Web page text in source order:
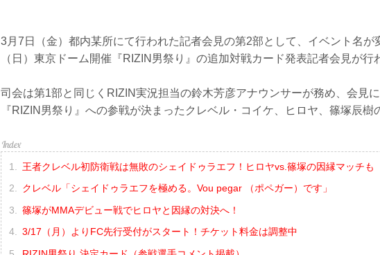
3月7日（金）都内某所にて行われた記者会見の第2部として、イベント名が
（日）東京ドーム開催『RIZIN男祭り』の追加対戦カード発表記者会見が行
司会は第1部と同じくRIZIN実況担当の鈴木芳彦アナウンサーが務め、会見
『RIZIN男祭り』への参戦が決まったクレベル・コイケ、ヒロヤ、篠塚辰樹
王者クレベル初防衛戦は無敗のシェイドゥラエフ！ヒロヤvs.篠塚の因縁マッチも
クレベル「シェイドゥラエフを極める。Vou pegar （ポペガー）です」
篠塚がMMAデビュー戦でヒロヤと因縁の対決へ！
3/17（月）よりFC先行受付がスタート！チケット料金は調整中